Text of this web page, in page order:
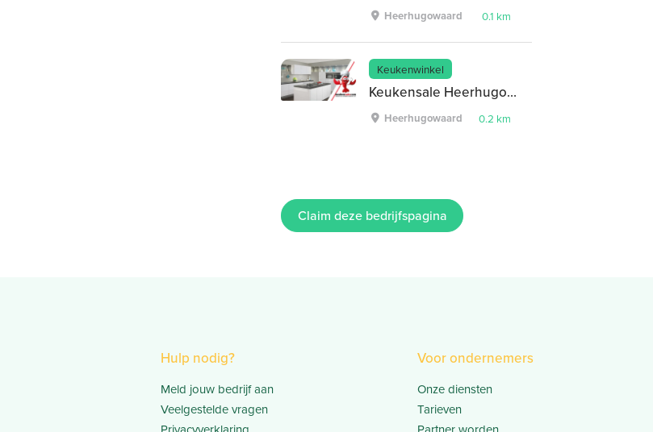
Heerhugowaard 0.1 km
Keukenwinkel
Keukensale Heerhugowaard
Heerhugowaard 0.2 km
Claim deze bedrijfspagina
Hulp nodig?
Meld jouw bedrijf aan
Veelgestelde vragen
Voor ondernemers
Onze diensten
Tarieven